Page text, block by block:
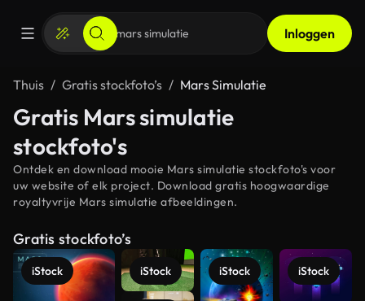
Inloggen
Thuis Gratis stockfoto’s Mars Simulatie
Gratis Mars simulatie
stockfoto's
Ontdek en download mooie Mars simulatie stockfoto's voor
uw website of elk project. Download gratis hoogwaardige
royaltyvrije Mars simulatie afbeeldingen.
Gratis stockfoto’s
iStock iStock iStock iStock